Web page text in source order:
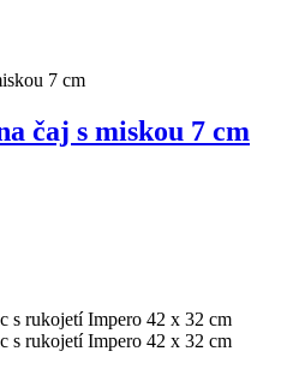
čaj s miskou 7 cm